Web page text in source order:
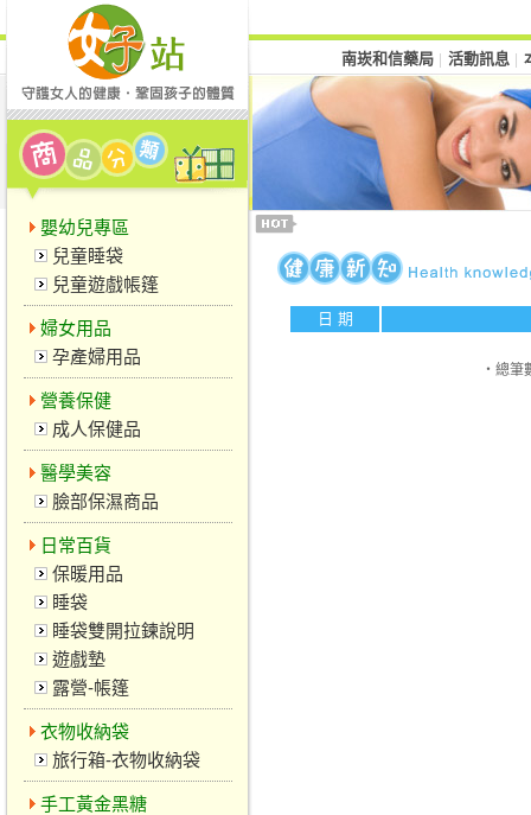
嬰幼兒專區
兒童睡袋
兒童遊戲帳篷
婦女用品
孕產婦用品
營養保健
成人保健品
醫學美容
臉部保濕商品
日常百貨
保暖用品
睡袋
睡袋雙開拉鍊說明
遊戲墊
露營-帳篷
衣物收納袋
旅行箱-衣物收納袋
手工黃金黑糖
南崁和信藥局 活動訊息
日 期
‧總筆